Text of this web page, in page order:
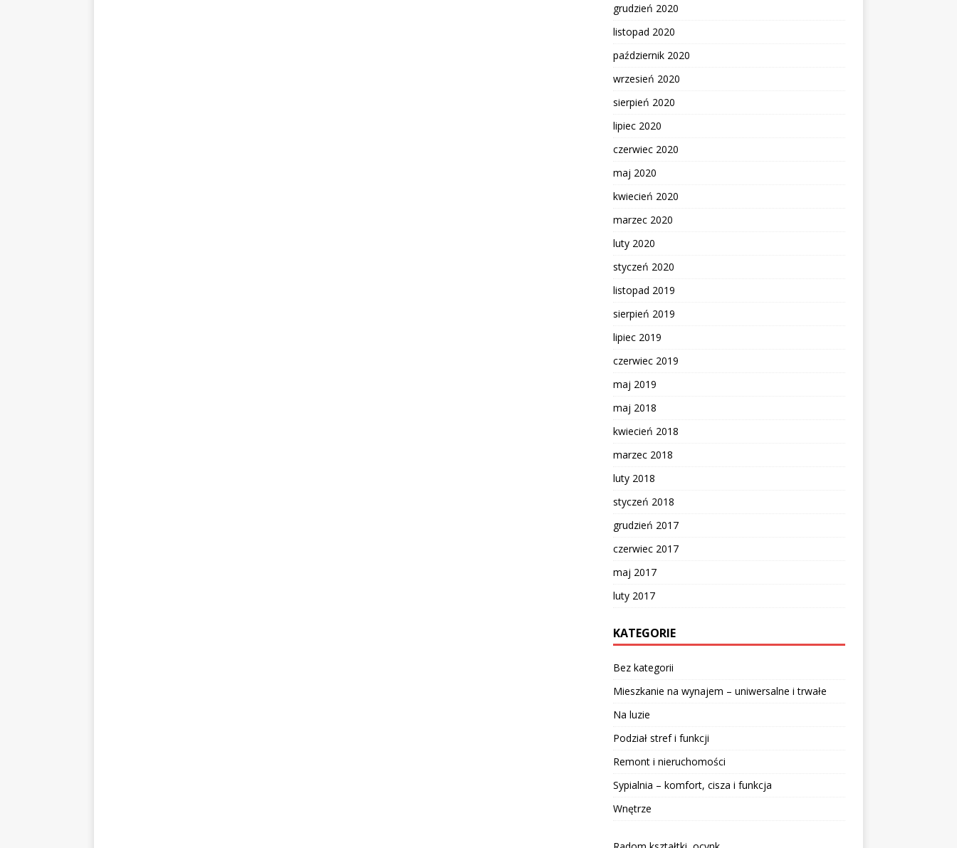
grudzień 2020
listopad 2020
październik 2020
wrzesień 2020
sierpień 2020
lipiec 2020
czerwiec 2020
maj 2020
kwiecień 2020
marzec 2020
luty 2020
styczeń 2020
listopad 2019
sierpień 2019
lipiec 2019
czerwiec 2019
maj 2019
maj 2018
kwiecień 2018
marzec 2018
luty 2018
styczeń 2018
grudzień 2017
czerwiec 2017
maj 2017
luty 2017
KATEGORIE
Bez kategorii
Mieszkanie na wynajem – uniwersalne i trwałe
Na luzie
Podział stref i funkcji
Remont i nieruchomości
Sypialnia – komfort, cisza i funkcja
Wnętrze